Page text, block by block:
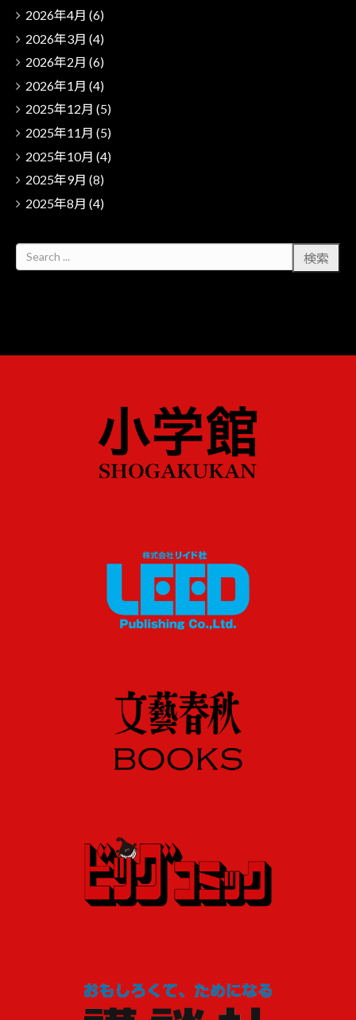
2026年4月 (6)
2026年3月 (4)
2026年2月 (6)
2026年1月 (4)
2025年12月 (5)
2025年11月 (5)
2025年10月 (4)
2025年9月 (8)
2025年8月 (4)